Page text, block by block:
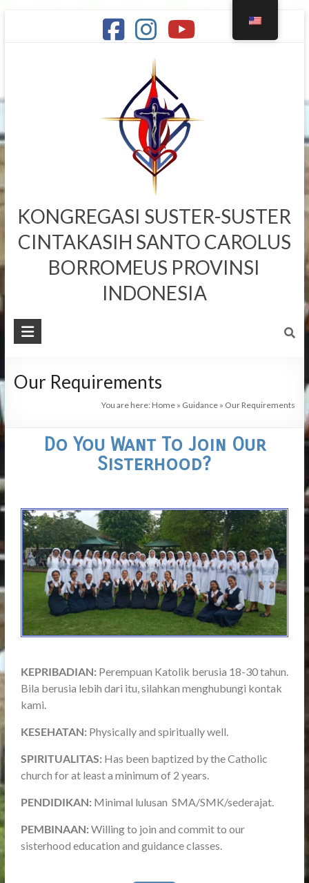
KONGREGASI SUSTER-SUSTER
CINTAKASIH SANTO CAROLUS
BORROMEUS PROVINSI
INDONESIA
Our Requirements
You are here: Home » Guidance » Our Requirements
Do You Want To Join Our
Sisterhood?
KEPRIBADIAN:Perempuan Katolik berusia 18-30 tahun.
Bila berusia lebih dari itu, silahkan menghubungi kontak
kami.
KESEHATAN:Physically and spiritually well.
SPIRITUALITAS:Has been baptized by the Catholic
church for at least a minimum of 2 years.
PENDIDIKAN:Minimal lulusan SMA/SMK/sederajat.
PEMBINAAN:Willing to join and commit to our
sisterhood education and guidance classes.